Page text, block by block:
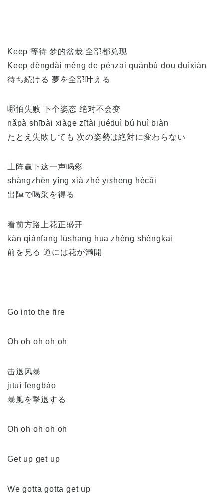
Keep 等待 梦的盆栽 全部都兑现
Keep děngdài mèng de pénzāi quánbù dōu duìxiàn
待ち続ける 夢を全部叶える
哪怕失败 下个姿态 绝对不会变
nǎpà shībài xiàge zītài juéduì bú huì biàn
たとえ失敗しても 次の姿勢は絶対に変わらない
上阵赢下这一声喝彩
shàngzhèn yíng xià zhè yīshēng hècǎi
出陣で喝采を得る
看前方路上花正盛开
kàn qiánfāng lùshang huā zhèng shèngkāi
前を見る 道には花が満開
Go into the fire
Oh oh oh oh oh
击退风暴
jītuì fēngbào
暴風を撃退する
Oh oh oh oh oh
Get up get up
We gotta gotta get up